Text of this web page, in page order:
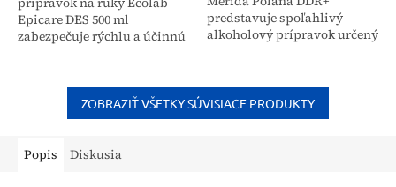
Epicare DES 500 ml
zabezpečuje rýchlu a účinnú
zloženiu bez parfumov a
predstavuje spoľahlivý
alkoholový prípravok určený
s obsahom glycerínu je
tento...
ZOBRAZIŤ VŠETKY SÚVISIACE PRODUKTY
Popis Diskusia